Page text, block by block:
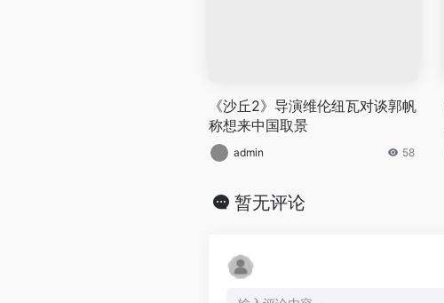
《沙丘2》导演维伦纽瓦对谈郭帆
称想来中国取景
admin 58
暂无评论